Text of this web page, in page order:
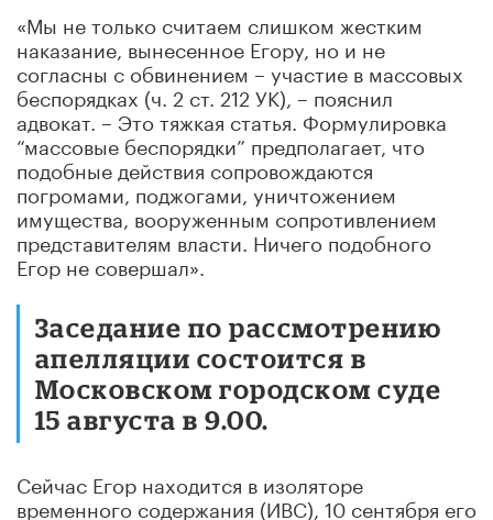
«Мы не только считаем слишком жестким
наказание, вынесенное Егору, но и не
согласны с обвинением – участие в массовых
беспорядках (ч. 2 ст. 212 УК), – пояснил
адвокат. – Это тяжкая статья. Формулировка
“массовые беспорядки” предполагает, что
подобные действия сопровождаются
погромами, поджогами, уничтожением
имущества, вооруженным сопротивлением
представителям власти. Ничего подобного
Егор не совершал».
Заседание по рассмотрению
апелляции состоится в
Московском городском суде
15 августа в 9.00.
Сейчас Егор находится в изоляторе
временного содержания (ИВС), 10 сентября его